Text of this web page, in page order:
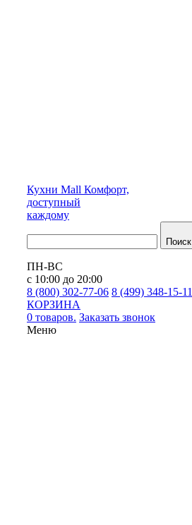
Кухни Mall Комфорт,
доступный
каждому
Поиск
ПН-ВС
с 10:00 до 20:00
8 (800) 302-77-06 8 (499) 348-15-11
КОРЗИНА
0 товаров. Заказать звонок
Меню